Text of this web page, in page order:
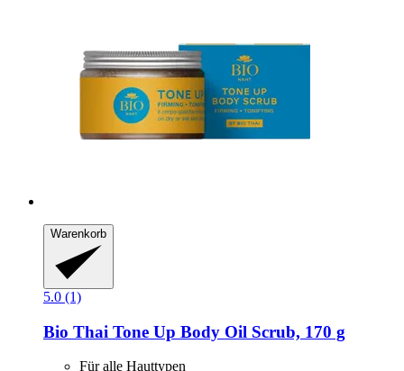
Warenkorb
5.0 (1)
Bio Thai Tone Up Body Oil Scrub, 170 g
Für alle Hauttypen